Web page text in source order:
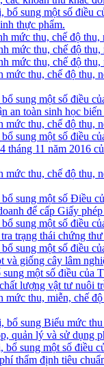
sung một số điều
thực phẩm.
mức thu, chế độ thu,
mức thu, chế độ thu,
mức thu, chế độ
thu, chế độ thu,
sung một số điều
an toàn sinh học
thu, chế độ thu,
sung một số điều
11 năm 2016
thu, chế độ thu,
sung một số Điều
để cấp Giấy
sung một số điều
trạng thái chứng thư
sung một số điều
và giống cây lâm
một số điều của
lượng vật tư nuôi
thu, miễn, chế
sung Biểu mức
quản lý và sử dụng
sung một số điều
thẩm định tiêu